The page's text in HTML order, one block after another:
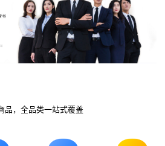
品，全品类一站式覆盖